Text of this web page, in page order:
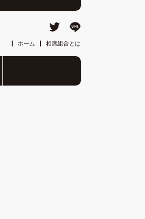
ホーム 相席組合とは